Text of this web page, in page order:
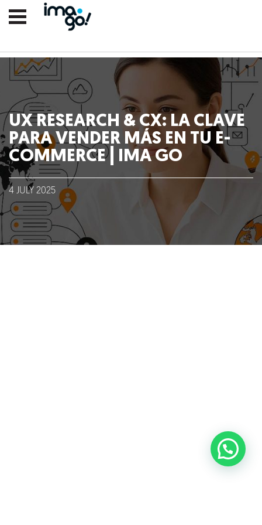
Nosotros
Clientes
Lo que hacemos
UX RESEARCH & CX: LA CLAVE
PARA VENDER MÁS EN TU E-
COMMERCE | IMA GO
4 JULY 2025